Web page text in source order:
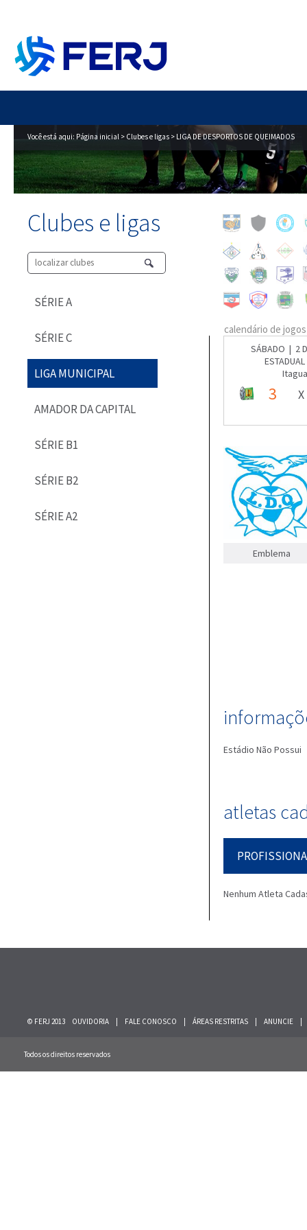
Você está aqui: Página inicial > Clubes e ligas > LIGA DE DESPORTOS DE QUEIMADOS
Clubes e ligas
SÉRIE A
SÉRIE C
LIGA MUNICIPAL
AMADOR DA CAPITAL
SÉRIE B1
SÉRIE B2
SÉRIE A2
calendário de jogos
SÁBADO | 2
3 X
Emblema
Estádio Não Possui
atletas
Nenhum Atleta
© FERJ 2013 OUVIDORIA FALE CONOSCO ÁREAS RESTRITAS ANUNCIE
Todos os direitos reservados